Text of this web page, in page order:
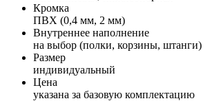
Кромка
ПВХ (0,4 мм, 2 мм)
Внутреннее наполнение
на выбор (полки, корзины, штанги)
Размер
индивидуальный
Цена
указана за базовую комплектацию